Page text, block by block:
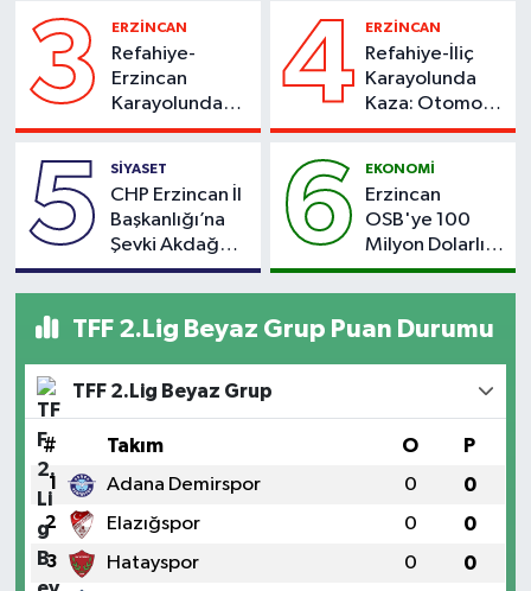
3 ERZİNCAN
Refahiye-
Erzincan
Karayolunda
Kaza: Otomobil
Uçtu, 2 Kişi
Yaralandı
4 ERZİNCAN
Refahiye-İliç
Karayolunda
Kaza: Otomobil
Yoldan Çıktı, 6
5 SİYASET
CHP Erzincan İl
Başkanlığı’na
Şevki Akdağ
Atandı!
6 EKONOMİ
Erzincan
OSB'ye 100
Milyon Dolarlık
Dev Yatırım: Bin
Kişiye İstihdam
Hedefleniyor
TFF 2.Lig Beyaz Grup Puan Durumu
TFF 2.Lig Beyaz Grup
# Takım O P
1 Adana Demirspor 0 0
2 Elazığspor 0 0
3 Hatayspor 0 0